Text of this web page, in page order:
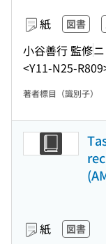
紙 図書
小谷善行 監修
<Y11-N25-
著者標目（識別子）
紙 図書